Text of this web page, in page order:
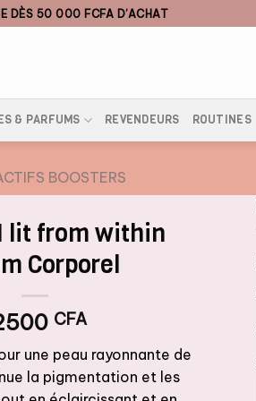
DÈS 50 000 FCFA D’ACHAT
& PARFUMS REVENDEURS ROUTINES
BOOSTERS
lit from within
Corporel
CFA
une peau rayonnante de
la pigmentation et les